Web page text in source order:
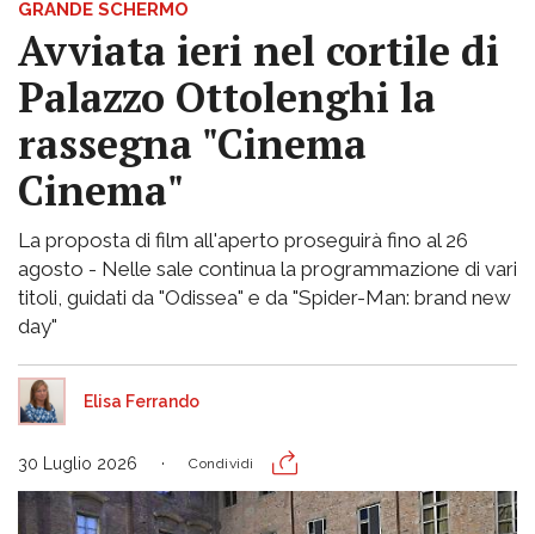
GRANDE SCHERMO
Avviata ieri nel cortile di
Palazzo Ottolenghi la
rassegna "Cinema
Cinema"
La proposta di film all'aperto proseguirà fino al 26
agosto - Nelle sale continua la programmazione di vari
titoli, guidati da "Odissea" e da "Spider-Man: brand new
day"
Elisa Ferrando
30 Luglio 2026 Condividi